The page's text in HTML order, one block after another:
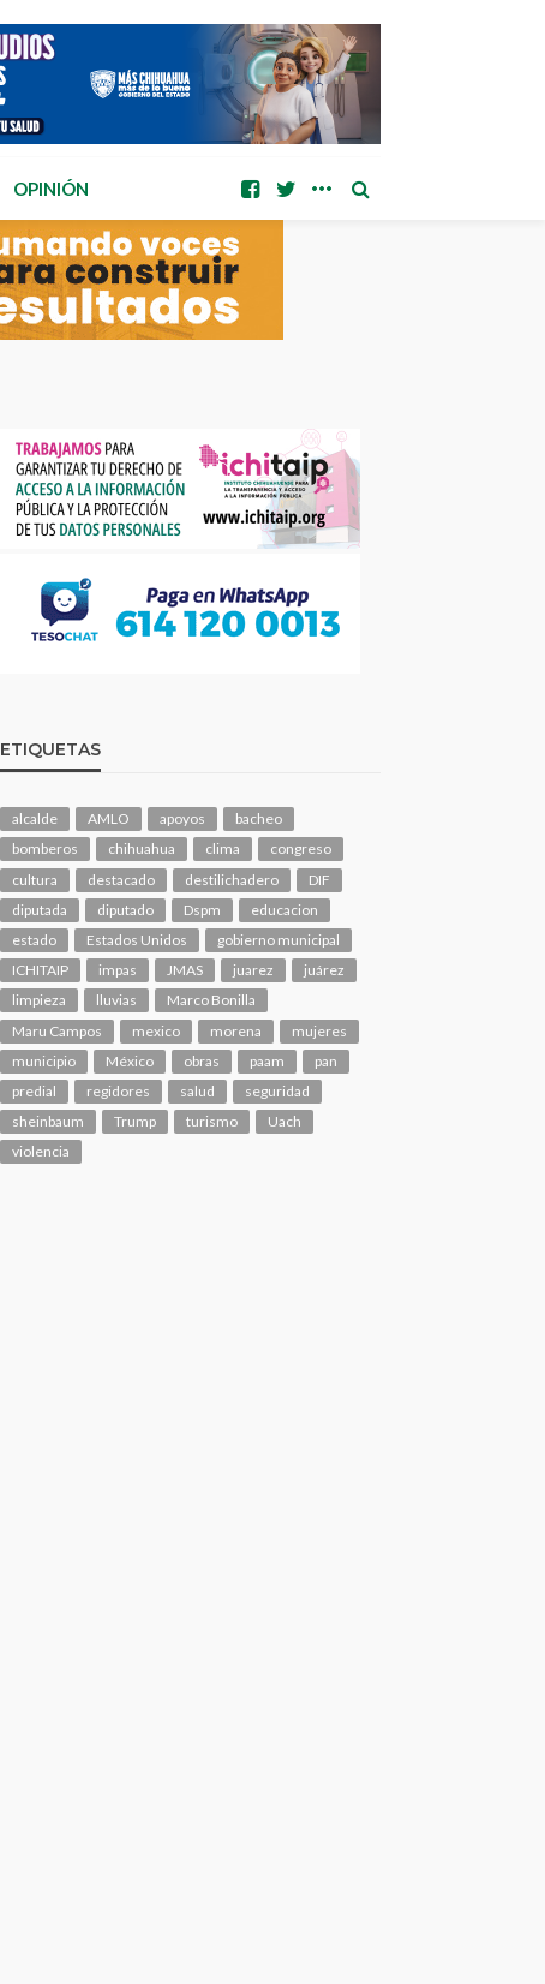
OPINIÓN
ETIQUETAS
alcalde AMLO apoyos
bacheo
bomberos
chihuahua clima
congreso
cultura
destacado destilichadero
DIF
diputada
diputado Dspm
educacion
estado
Estados Unidos
gobierno municipal
ICHITAIP
impas JMAS juarez
juárez
limpieza
lluvias
Marco Bonilla
Maru Campos
mexico morena
mujeres
municipio
México obras paam
pan
predial
regidores salud
seguridad
sheinbaum
Trump turismo
Uach
violencia